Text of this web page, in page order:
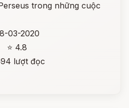
trong những cuộc
03-2020
⭐ 4.8
lượt đọc